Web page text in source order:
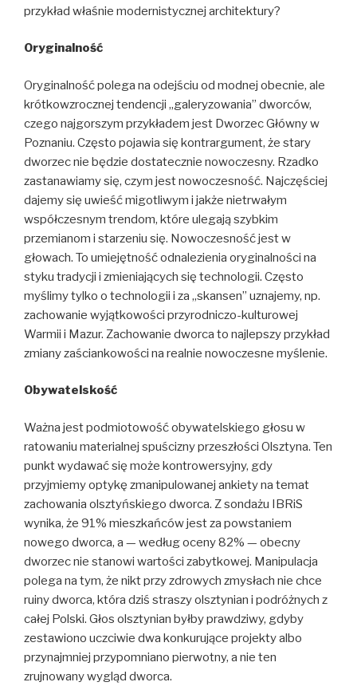
przykład właśnie modernistycznej architektury?
Oryginalność
Oryginalność polega na odejściu od modnej obecnie, ale
krótkowzrocznej tendencji „galeryzowania” dworców,
czego najgorszym przykładem jest Dworzec Główny w
Poznaniu. Często pojawia się kontrargument, że stary
dworzec nie będzie dostatecznie nowoczesny. Rzadko
zastanawiamy się, czym jest nowoczesność. Najczęściej
dajemy się uwieść migotliwym i jakże nietrwałym
współczesnym trendom, które ulegają szybkim
przemianom i starzeniu się. Nowoczesność jest w
głowach. To umiejętność odnalezienia oryginalności na
styku tradycji i zmieniających się technologii. Często
myślimy tylko o technologii i za „skansen” uznajemy, np.
zachowanie wyjątkowości przyrodniczo-kulturowej
Warmii i Mazur. Zachowanie dworca to najlepszy przykład
zmiany zaściankowości na realnie nowoczesne myślenie.
Obywatelskość
Ważna jest podmiotowość obywatelskiego głosu w
ratowaniu materialnej spuścizny przeszłości Olsztyna. Ten
punkt wydawać się może kontrowersyjny, gdy
przyjmiemy optykę zmanipulowanej ankiety na temat
zachowania olsztyńskiego dworca. Z sondażu IBRiS
wynika, że 91% mieszkańców jest za powstaniem
nowego dworca, a — według oceny 82% — obecny
dworzec nie stanowi wartości zabytkowej. Manipulacja
polega na tym, że nikt przy zdrowych zmysłach nie chce
ruiny dworca, która dziś straszy olsztynian i podróżnych z
całej Polski. Głos olsztynian byłby prawdziwy, gdyby
zestawiono uczciwie dwa konkurujące projekty albo
przynajmniej przypomniano pierwotny, a nie ten
zrujnowany wygląd dworca.